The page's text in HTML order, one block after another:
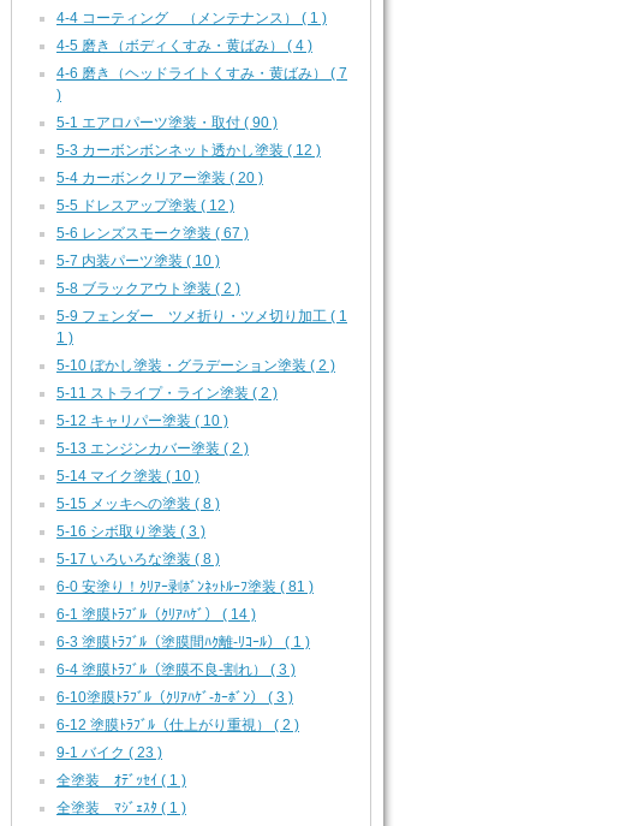
4-4 コーティング （メンテナンス） ( 1 )
4-5 磨き（ボディくすみ・黄ばみ） ( 4 )
4-6 磨き（ヘッドライトくすみ・黄ばみ） ( 7
)
5-1 エアロパーツ塗装・取付 ( 90 )
5-3 カーボンボンネット透かし塗装 ( 12 )
5-4 カーボンクリアー塗装 ( 20 )
5-5 ドレスアップ塗装 ( 12 )
5-6 レンズスモーク塗装 ( 67 )
5-7 内装パーツ塗装 ( 10 )
5-8 ブラックアウト塗装 ( 2 )
5-9 フェンダー ツメ折り・ツメ切り加工 ( 1
1 )
5-10 ぼかし塗装・グラデーション塗装 ( 2 )
5-11 ストライプ・ライン塗装 ( 2 )
5-12 キャリパー塗装 ( 10 )
5-13 エンジンカバー塗装 ( 2 )
5-14 マイク塗装 ( 10 )
5-15 メッキへの塗装 ( 8 )
5-16 シボ取り塗装 ( 3 )
5-17 いろいろな塗装 ( 8 )
6-0 安塗り！ｸﾘｱｰ剥ﾎﾞﾝﾈｯﾄﾙｰﾌ塗装 ( 81 )
6-1 塗膜ﾄﾗﾌﾞﾙ（ｸﾘｱﾊｹﾞ） ( 14 )
6-3 塗膜ﾄﾗﾌﾞﾙ（塗膜間ﾊｸ離-ﾘｺｰﾙ） ( 1 )
6-4 塗膜ﾄﾗﾌﾞﾙ（塗膜不良-割れ） ( 3 )
6-10塗膜ﾄﾗﾌﾞﾙ（ｸﾘｱﾊｹﾞ-ｶｰﾎﾞﾝ） ( 3 )
6-12 塗膜ﾄﾗﾌﾞﾙ（仕上がり重視） ( 2 )
9-1 バイク ( 23 )
全塗装 ｵﾃﾞｯｾｲ ( 1 )
全塗装 ﾏｼﾞｪｽﾀ ( 1 )